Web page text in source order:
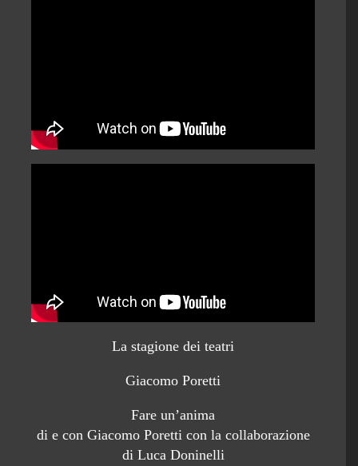
La stagione dei teatri
Giacomo Poretti
Fare un’anima
di e con Giacomo Poretti con la collaborazione
di Luca Doninelli